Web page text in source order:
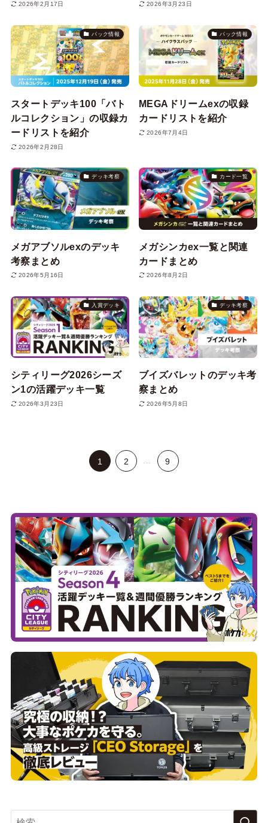
2026年2月17日 2026年3月23日
パック情報
スタートデッキ100「バト
ルコレクション」の収録カ
ードリストを紹介
2026年2月28日
パック情報
MEGAドリームexの収録
カードリストを紹介
2026年7月4日
デッキ考察
メガアブソルexのデッキ
考察まとめ
2026年5月16日
カード一覧
メガシンカex一覧と関連
カードまとめ
2026年8月2日
入賞デッキ
シティリーグ2026シーズ
ン1の活躍デッキ一覧
2026年3月23日
デッキ考察
ブイズバレットのデッキ考
察まとめ
2026年5月8日
1 2 ... 9